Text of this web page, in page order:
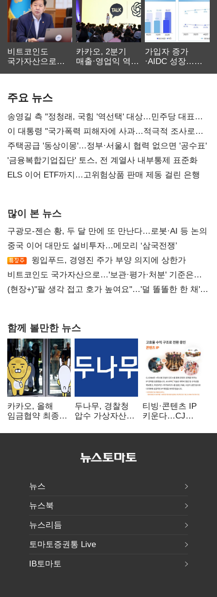
비트코인도
국가자산으로…'
카카오, 2분기
매출·영업익 역대
가입자 증가
·AIDC 성장…
주요 뉴스
송영길 측 "정청래, 국힘 '역선택' 대상…민주당 대표로
총선 지휘 못해"
이 대통령 "국가폭력 피해자에 사과…적극적 조사로
진실 밝혀야"
주택공급 '동상이몽'…정부·서울시 협력 없으면 '공수표'
'금융복합기업집단' 토스, 전 계열사 내부통제 표준화
ELS 이어 ETF까지…고위험상품 판매 제동 걸린 은행
많이 본 뉴스
구광모-젠슨 황, 두 달 만에 또 만난다…로봇·AI 등 논의
중국 이어 대만도 설비투자…메모리 ‘삼국전쟁’
윙입푸드, 경영진 주가 부양 의지에 상한가
비트코인도 국가자산으로…'보관·평가·처분' 기준은
숙제
(현장+)"팔 생각 접고 호가 높여요"…'덜 똘똘한 한 채'
함께 볼만한 뉴스
카카오, 올해
임금협약 최종
인상·격려금
두나무, 경찰청
압수 가상자산
커스터디 사업
티빙·콘텐츠 IP
키운다…CJ
글로벌 확장 가속
뉴스
뉴스북
뉴스리듬
토마토증권통 Live
IB토마토